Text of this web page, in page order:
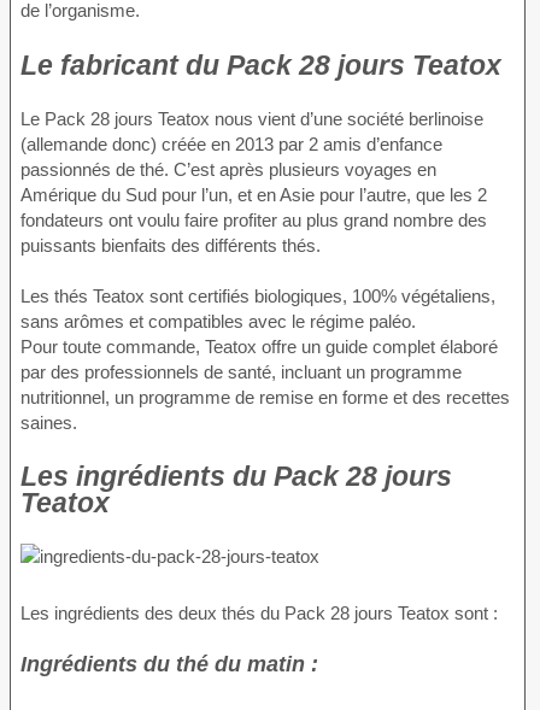
de l’organisme.
Le fabricant du Pack 28 jours Teatox
Le Pack 28 jours Teatox nous vient d’une société berlinoise
(allemande donc) créée en 2013 par 2 amis d’enfance
passionnés de thé. C’est après plusieurs voyages en
Amérique du Sud pour l’un, et en Asie pour l’autre, que les 2
fondateurs ont voulu faire profiter au plus grand nombre des
puissants bienfaits des différents thés.
Les thés Teatox sont certifiés biologiques, 100% végétaliens,
sans arômes et compatibles avec le régime paléo.
Pour toute commande, Teatox offre un guide complet élaboré
par des professionnels de santé, incluant un programme
nutritionnel, un programme de remise en forme et des recettes
saines.
Les ingrédients du Pack 28 jours
Teatox
Les ingrédients des deux thés du Pack 28 jours Teatox sont :
Ingrédients du thé du matin :